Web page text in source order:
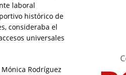
laboral
histórico de
consideraba el
universales
Rodríguez